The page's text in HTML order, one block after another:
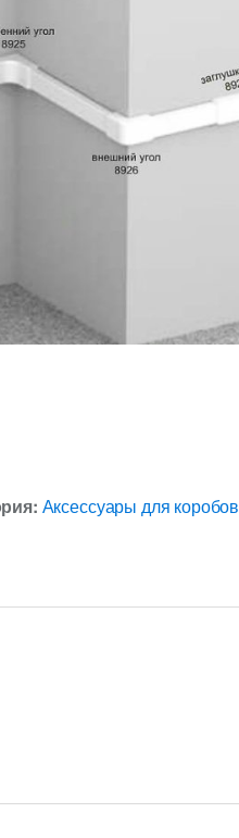
Аксессуары для коробов